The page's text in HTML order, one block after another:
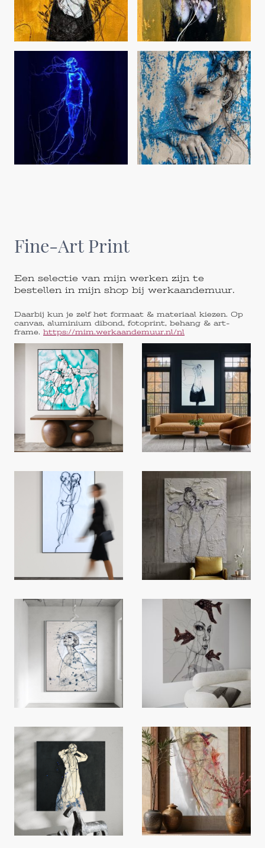
Fine-Art Print
Een selectie van mijn werken zijn te
bestellen in mijn shop bij werkaandemuur.
Daarbij kun je zelf het formaat & materiaal kiezen. Op
canvas, aluminium dibond, fotoprint, behang & art-
frame. https://mim.werkaandemuur.nl/nl